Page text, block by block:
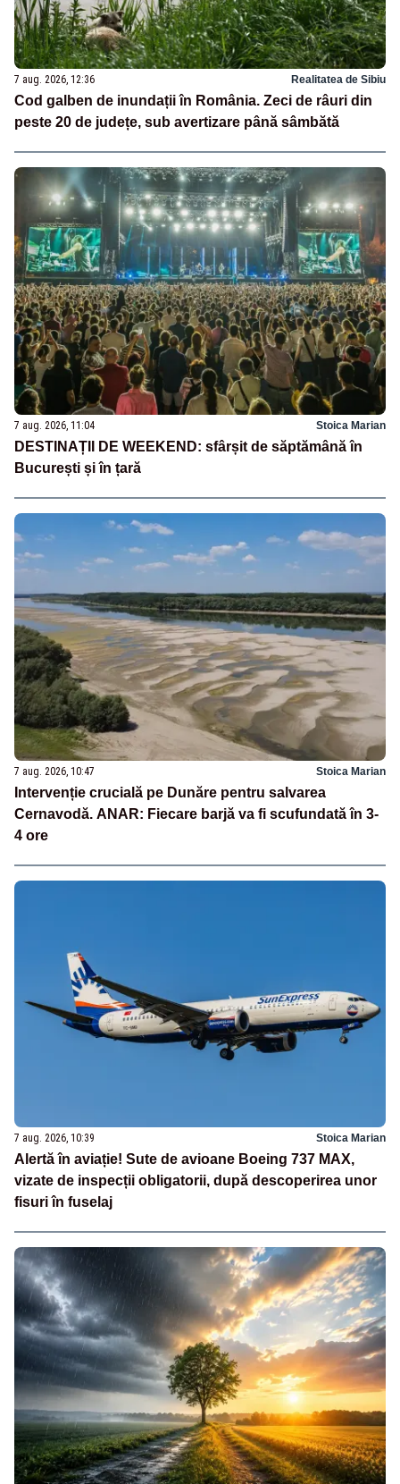
7 aug. 2026, 12:36 Realitatea de Sibiu
Cod galben de inundații în România. Zeci de râuri din
peste 20 de județe, sub avertizare până sâmbătă
7 aug. 2026, 11:04 Stoica Marian
DESTINAȚII DE WEEKEND: sfârșit de săptămână în
București și în țară
7 aug. 2026, 10:47 Stoica Marian
Intervenție crucială pe Dunăre pentru salvarea
Cernavodă. ANAR: Fiecare barjă va fi scufundată în 3-
4 ore
7 aug. 2026, 10:39 Stoica Marian
Alertă în aviație! Sute de avioane Boeing 737 MAX,
vizate de inspecții obligatorii, după descoperirea unor
fisuri în fuselaj